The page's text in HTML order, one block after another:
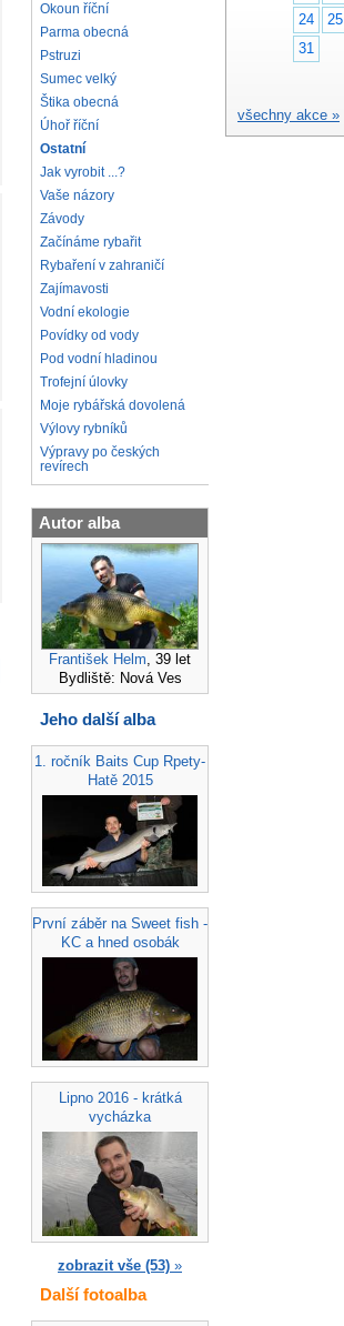
Okoun říční
Parma obecná
Pstruzi
Sumec velký
Štika obecná
Úhoř říční
Ostatní
Jak vyrobit ...?
Vaše názory
Závody
Začínáme rybařit
Rybaření v zahraničí
Zajímavosti
Vodní ekologie
Povídky od vody
Pod vodní hladinou
Trofejní úlovky
Moje rybářská dovolená
Výlovy rybníků
Výpravy po českých
revírech
Autor alba
František Helm , 39 let
Bydliště: Nová Ves
Jeho další alba
1. ročník Baits Cup Rpety-
Hatě 2015
První záběr na Sweet fish -
KC a hned osobák
Lipno 2016 - krátká
vycházka
zobrazit vše (53) »
Další fotoalba
24
25
31
všechny akce »